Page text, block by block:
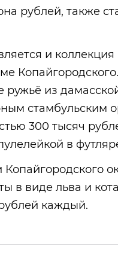
рублей, также
и коллекция
из
стамбульским
300 тысяч
в
в виде льва и
каждый.